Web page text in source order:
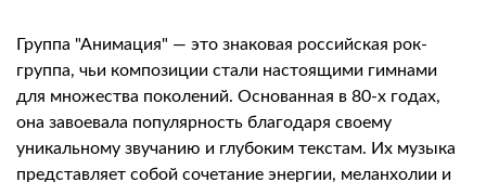
Группа "Анимация" — это знаковая российская рок-
группа, чьи композиции стали настоящими гимнами
для множества поколений. Основанная в 80-х годах,
она завоевала популярность благодаря своему
уникальному звучанию и глубоким текстам. Их музыка
представляет собой сочетание энергии, меланхолии и